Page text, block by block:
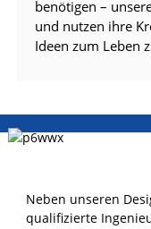
benötigen –
und nutzen ihre
Ideen zum Leben
Neben unseren
qualifizierte